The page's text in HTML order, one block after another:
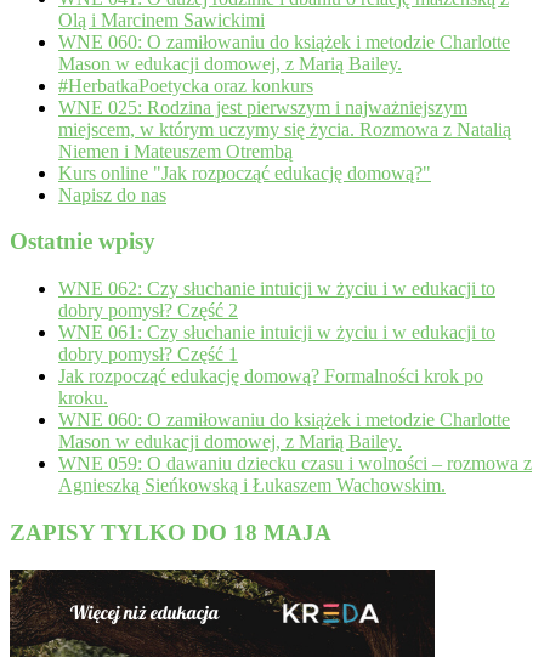
Olą i Marcinem Sawickimi
WNE 060: O zamiłowaniu do książek i metodzie Charlotte
Mason w edukacji domowej, z Marią Bailey.
#HerbatkaPoetycka oraz konkurs
WNE 025: Rodzina jest pierwszym i najważniejszym
miejscem, w którym uczymy się życia. Rozmowa z Natalią
Niemen i Mateuszem Otrembą
Kurs online "Jak rozpocząć edukację domową?"
Napisz do nas
Ostatnie wpisy
WNE 062: Czy słuchanie intuicji w życiu i w edukacji to
dobry pomysł? Część 2
WNE 061: Czy słuchanie intuicji w życiu i w edukacji to
dobry pomysł? Część 1
Jak rozpocząć edukację domową? Formalności krok po
kroku.
WNE 060: O zamiłowaniu do książek i metodzie Charlotte
Mason w edukacji domowej, z Marią Bailey.
WNE 059: O dawaniu dziecku czasu i wolności – rozmowa z
Agnieszką Sieńkowską i Łukaszem Wachowskim.
ZAPISY TYLKO DO 18 MAJA